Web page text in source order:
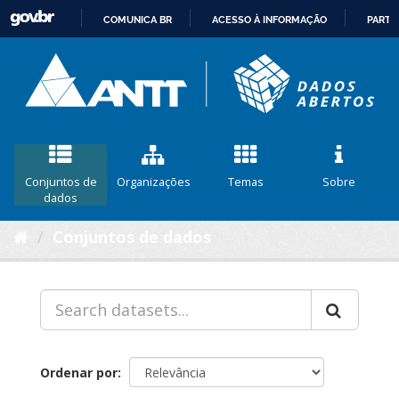
CONTEÚDO
COMUNICA BR ACESSO À INFORMAÇÃO
Conjuntos de
dados
Organizações Temas Sobre
Ordenar por